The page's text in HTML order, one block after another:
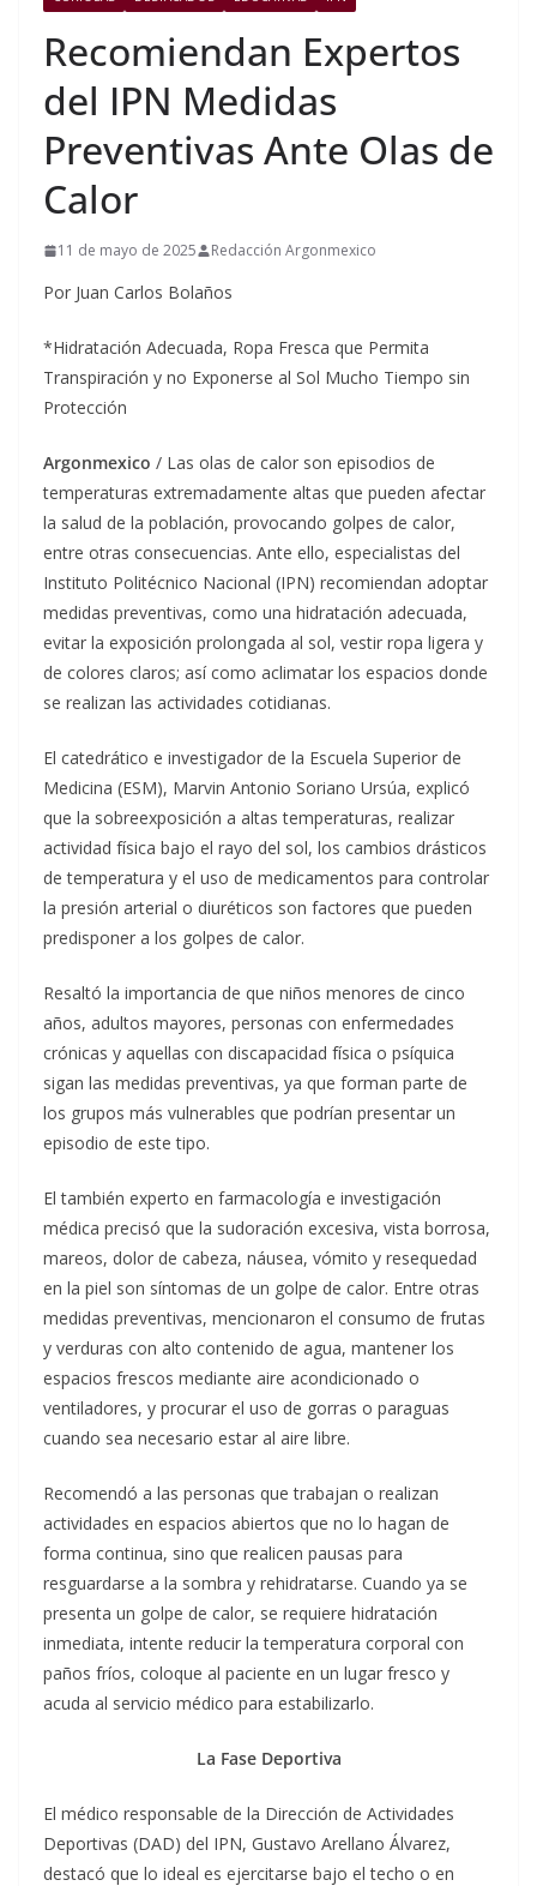
Recomiendan Expertos
del IPN Medidas
Preventivas Ante Olas de
Calor
11 de mayo de 2025 Redacción Argonmexico
Por Juan Carlos Bolaños
*Hidratación Adecuada, Ropa Fresca que Permita
Transpiración y no Exponerse al Sol Mucho Tiempo sin
Protección
Argonmexico / Las olas de calor son episodios de
temperaturas extremadamente altas que pueden afectar
la salud de la población, provocando golpes de calor,
entre otras consecuencias. Ante ello, especialistas del
Instituto Politécnico Nacional (IPN) recomiendan adoptar
medidas preventivas, como una hidratación adecuada,
evitar la exposición prolongada al sol, vestir ropa ligera y
de colores claros; así como aclimatar los espacios donde
se realizan las actividades cotidianas.
El catedrático e investigador de la Escuela Superior de
Medicina (ESM), Marvin Antonio Soriano Ursúa, explicó
que la sobreexposición a altas temperaturas, realizar
actividad física bajo el rayo del sol, los cambios drásticos
de temperatura y el uso de medicamentos para controlar
la presión arterial o diuréticos son factores que pueden
predisponer a los golpes de calor.
Resaltó la importancia de que niños menores de cinco
años, adultos mayores, personas con enfermedades
crónicas y aquellas con discapacidad física o psíquica
sigan las medidas preventivas, ya que forman parte de
los grupos más vulnerables que podrían presentar un
episodio de este tipo.
El también experto en farmacología e investigación
médica precisó que la sudoración excesiva, vista borrosa,
mareos, dolor de cabeza, náusea, vómito y resequedad
en la piel son síntomas de un golpe de calor. Entre otras
medidas preventivas, mencionaron el consumo de frutas
y verduras con alto contenido de agua, mantener los
espacios frescos mediante aire acondicionado o
ventiladores, y procurar el uso de gorras o paraguas
cuando sea necesario estar al aire libre.
Recomendó a las personas que trabajan o realizan
actividades en espacios abiertos que no lo hagan de
forma continua, sino que realicen pausas para
resguardarse a la sombra y rehidratarse. Cuando ya se
presenta un golpe de calor, se requiere hidratación
inmediata, intente reducir la temperatura corporal con
paños fríos, coloque al paciente en un lugar fresco y
acuda al servicio médico para estabilizarlo.
La Fase Deportiva
El médico responsable de la Dirección de Actividades
Deportivas (DAD) del IPN, Gustavo Arellano Álvarez,
destacó que lo ideal es ejercitarse bajo el techo o en